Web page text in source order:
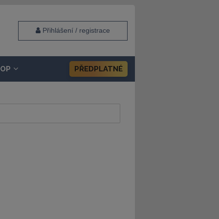
Přihlášení / registrace
PŘEDPLATNÉ